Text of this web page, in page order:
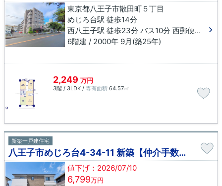
東京都八王子市散田町５丁目
めじろ台駅 徒歩14分
西八王子駅 徒歩23分 バス10分 西郵便局入口下車 徒歩4分
6階建 / 2000年 9月(築25年)
2,249 万円
3階 / 3LDK / 専有面積 64.57㎡
新築一戸建住宅
八王子市めじろ台4-34-11 新築【仲介手数料無料】
値下げ：2026/07/10
6,799万円